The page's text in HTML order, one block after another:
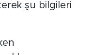
şu bilgileri